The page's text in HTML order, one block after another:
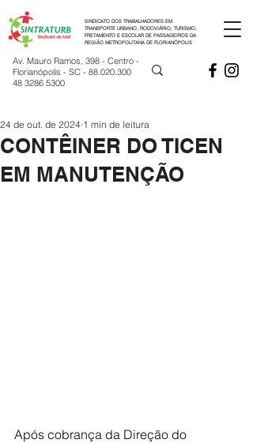
SINDICATO DOS TRABALHADORES EM
TRANSPORTE URBANO, RODOVIÁRIO, TURISMO,
FRETAMENTO E ESCOLAR DE PASSAGEIROS DA
REGIÃO METROPOLITANA DE FLORIANÓPOLIS
Av. Mauro Ramos, 398 - Centro -
Florianópolis - SC - 88.020.300
48 3286 5300
CONTÊINER DO TICEN
EM MANUTENÇÃO
24 de out. de 2024 1 min de leitura
Após cobrança da Direção do